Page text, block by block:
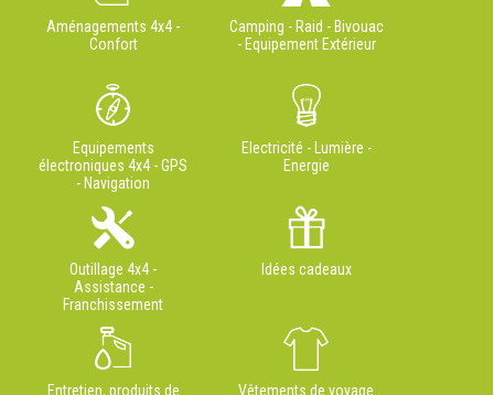
Aménagements 4x4 -
Confort
Camping - Raid - Bivouac
- Equipement Extérieur
Equipements
électroniques 4x4 - GPS
- Navigation
Electricité - Lumière -
Energie
Outillage 4x4 -
Assistance -
Franchissement
Idées cadeaux
Entretien, produits de
Vêtements de voyage